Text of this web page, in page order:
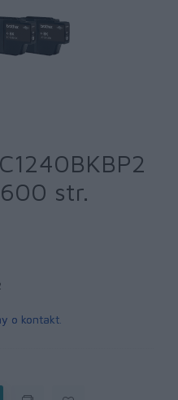
str.
o kontakt